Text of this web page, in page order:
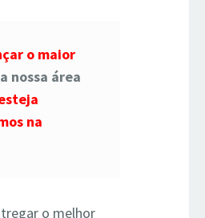
o maior
nossa área
na
o melhor